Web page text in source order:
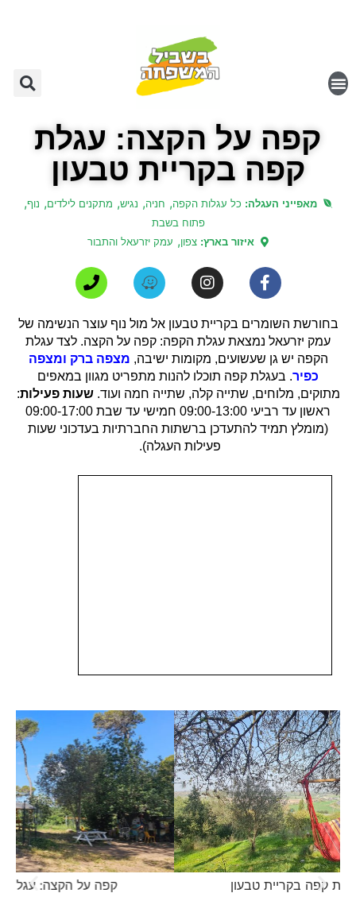
קפה על הקצה: עגלת
קפה בקריית טבעון
מאפייני העגלה: כל עגלות הקפה, חניה, נגיש, מתקנים לילדים, נוף,
פתוח בשבת
איזור בארץ: צפון, עמק יזרעאל והתבור
בחורשת השומרים בקריית טבעון אל מול נוף עוצר הנשימה של
עמק יזרעאל נמצאת עגלת הקפה: קפה על הקצה. לצד עגלת
הקפה יש גן שעשועים, מקומות ישיבה, מצפה ברק ומצפה
כפיר. בעגלת קפה תוכלו להנות מתפריט מגוון במאפים
מתוקים, מלוחים, שתייה קלה, שתייה חמה ועוד.שעות פעילות:
ראשון עד רביעי 09:00-13:00 חמישי עד שבת 09:00-17:00
(מומלץ תמיד להתעדכן ברשתות החברתיות בעדכוני שעות
פעילות העגלה).
קפה על הקצה: עגלת קפה בקריית טבעון